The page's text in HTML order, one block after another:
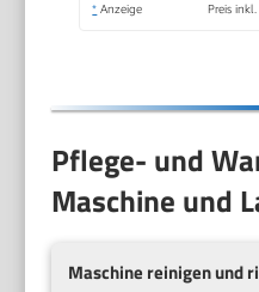
* Anzeige Preis
Pflege- und
Maschine und
Maschine reinigen und